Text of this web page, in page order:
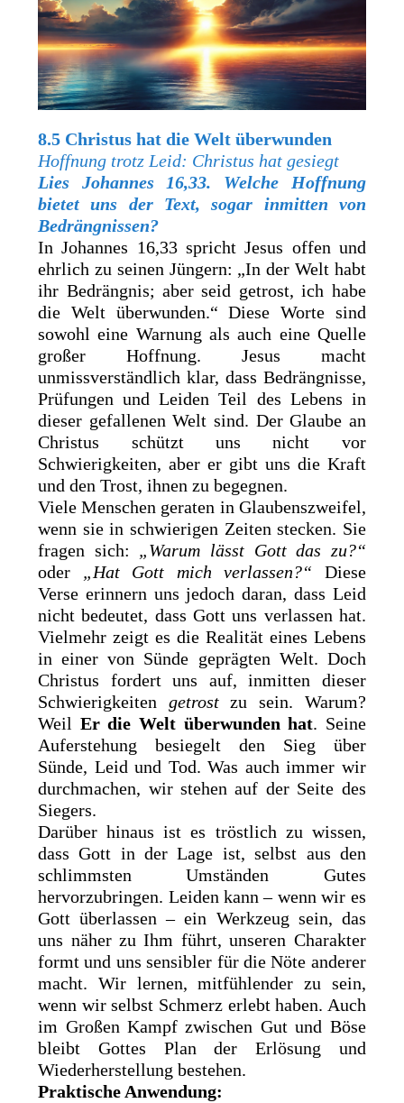
8.5 Christus hat die Welt überwunden
Hoffnung trotz Leid: Christus hat gesiegt
Lies Johannes 16,33. Welche Hoffnung
bietet uns der Text, sogar inmitten von
Bedrängnissen?
In Johannes 16,33 spricht Jesus offen und
ehrlich zu seinen Jüngern: „In der Welt habt
ihr Bedrängnis; aber seid getrost, ich habe
die Welt überwunden.“ Diese Worte sind
sowohl eine Warnung als auch eine Quelle
großer Hoffnung. Jesus macht
unmissverständlich klar, dass Bedrängnisse,
Prüfungen und Leiden Teil des Lebens in
dieser gefallenen Welt sind. Der Glaube an
Christus schützt uns nicht vor
Schwierigkeiten, aber er gibt uns die Kraft
und den Trost, ihnen zu begegnen.
Viele Menschen geraten in Glaubenszweifel,
wenn sie in schwierigen Zeiten stecken. Sie
fragen sich: „Warum lässt Gott das zu?“
oder „Hat Gott mich verlassen?“ Diese
Verse erinnern uns jedoch daran, dass Leid
nicht bedeutet, dass Gott uns verlassen hat.
Vielmehr zeigt es die Realität eines Lebens
in einer von Sünde geprägten Welt. Doch
Christus fordert uns auf, inmitten dieser
Schwierigkeiten getrostzu sein. Warum?
Weil Er die Welt überwunden hat. Seine
Auferstehung besiegelt den Sieg über
Sünde, Leid und Tod. Was auch immer wir
durchmachen, wir stehen auf der Seite des
Siegers.
Darüber hinaus ist es tröstlich zu wissen,
dass Gott in der Lage ist, selbst aus den
schlimmsten Umständen Gutes
hervorzubringen. Leiden kann – wenn wir es
Gott überlassen – ein Werkzeug sein, das
uns näher zu Ihm führt, unseren Charakter
formt und uns sensibler für die Nöte anderer
macht. Wir lernen, mitfühlender zu sein,
wenn wir selbst Schmerz erlebt haben. Auch
im Großen Kampf zwischen Gut und Böse
bleibt Gottes Plan der Erlösung und
Wiederherstellung bestehen.
Praktische Anwendung: